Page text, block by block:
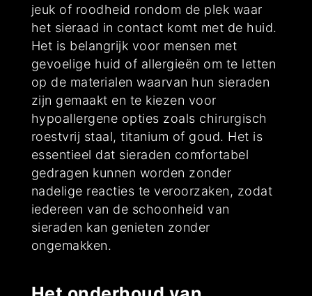
jeuk of roodheid rondom de plek waar
het sieraad in contact komt met de huid.
Het is belangrijk voor mensen met
gevoelige huid of allergieën om te letten
op de materialen waarvan hun sieraden
zijn gemaakt en te kiezen voor
hypoallergene opties zoals chirurgisch
roestvrij staal, titanium of goud. Het is
essentieel dat sieraden comfortabel
gedragen kunnen worden zonder
nadelige reacties te veroorzaken, zodat
iedereen van de schoonheid van
sieraden kan genieten zonder
ongemakken.